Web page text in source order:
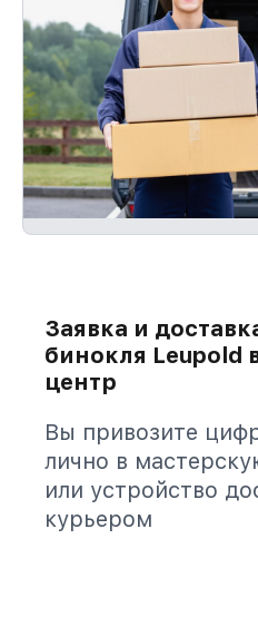
Заявка и
бинокля Leupold
центр
Вы привозите
лично в
или устройство
курьером